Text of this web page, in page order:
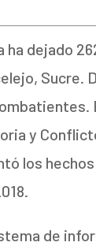
ha dejado
y
los
de